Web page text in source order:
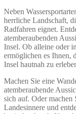
Neben
herrliche Landschaft,
Radfahren eignet.
atemberaubenden
Insel. Ob alleine oder
ermöglichen es Ihnen,
Insel hautnah zu
Machen Sie eine
atemberaubende
sich auf. Oder machen
Landesinnere und